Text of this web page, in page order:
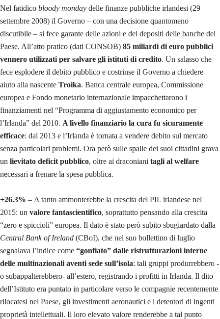
Nel fatidico bloody monday delle finanze pubbliche irlandesi (29
settembre 2008) il Governo – con una decisione quantomeno
discutibile – si fece garante delle azioni e dei depositi delle banche del
Paese. All’atto pratico (dati CONSOB) 85 miliardi di euro pubblici
vennero utilizzati per salvare gli istituti di credito. Un salasso che
fece esplodere il debito pubblico e costrinse il Governo a chiedere
aiuto alla nascente Troika. Banca centrale europea, Commissione
europea e Fondo monetario internazionale impacchettarono i
finanziamenti nel “Programma di aggiustamento economico per
l’Irlanda” del 2010. A livello finanziario la cura fu sicuramente
efficace: dal 2013 e l’Irlanda è tornata a vendere debito sul mercato
senza particolari problemi. Ora però sulle spalle dei suoi cittadini grava
un lievitato deficit pubblico, oltre ai draconiani tagli al welfare
necessari a frenare la spesa pubblica.
+26.3% – A tanto ammonterebbe la crescita del PIL irlandese nel
2015: un valore fantascientifico, soprattutto pensando alla crescita
“zero e spiccioli” europea. Il dato è stato però subito sbugiardato dalla
Central Bank of Ireland (CBoI), che nel suo bollettino di luglio
segnalava l’indice come “gonfiato” dalle ristrutturazioni interne
delle multinazionali aventi sede sull’isola: tali gruppi produrrebbero -
o subappalterebbero- all’estero, registrando i profitti in Irlanda. Il dito
dell’Istituto era puntato in particolare verso le compagnie recentemente
rilocatesi nel Paese, gli investimenti aeronautici e i detentori di ingenti
proprietà intellettuali. Il loro elevato valore renderebbe a tal punto